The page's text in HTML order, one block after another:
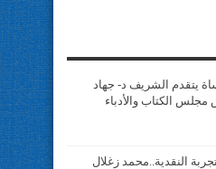
يتقدم الشريف د- جهاد
الكتاب والأدباء
النقدية..محمد زغلال